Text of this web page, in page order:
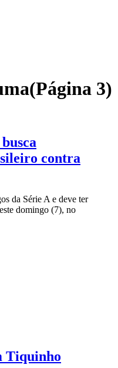
(Página 3)
contra
da Série A e deve ter
domingo (7), no
Tiquinho